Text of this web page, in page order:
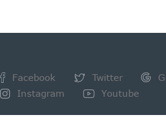
Facebook Twitter
Instagram
Youtube